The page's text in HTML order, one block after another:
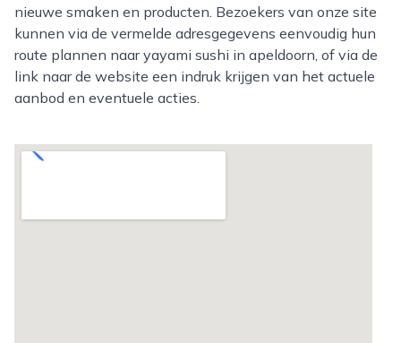
nieuwe smaken en producten. Bezoekers van onze site
kunnen via de vermelde adresgegevens eenvoudig hun
route plannen naar yayami sushi in apeldoorn, of via de
link naar de website een indruk krijgen van het actuele
aanbod en eventuele acties.